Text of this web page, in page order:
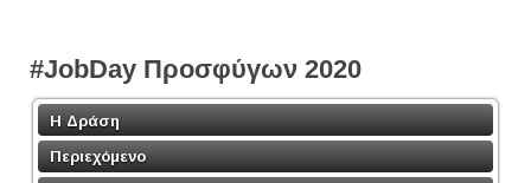
#JobDay Προσφύγων 2020
Η Δράση
Περιεχόμενο